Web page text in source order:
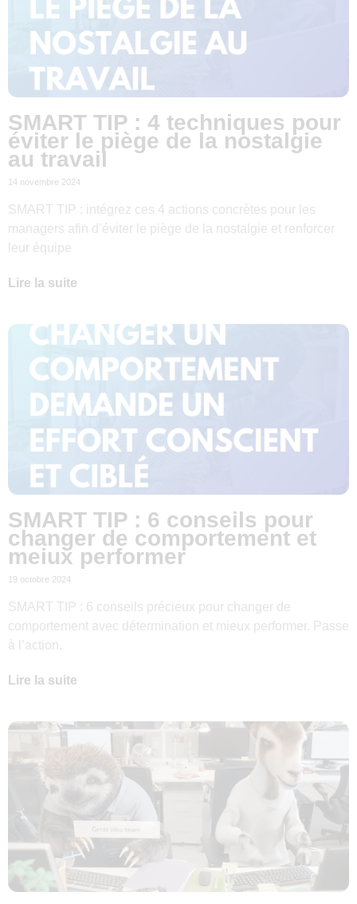
SMART TIP : 4 techniques pour
éviter le piège de la nostalgie
au travail
14 novembre 2024
SMART TIP : intégrez ces 4 actions concrètes pour les
managers afin d’éviter le piège de la nostalgie et renforcer
leur équipe
Lire la suite
SMART TIP : 6 conseils pour
changer de comportement et
meiux performer
19 octobre 2024
SMART TIP : 6 conseils précieux pour changer de
comportement avec détermination et mieux performer. Passe
à l’action.
Lire la suite